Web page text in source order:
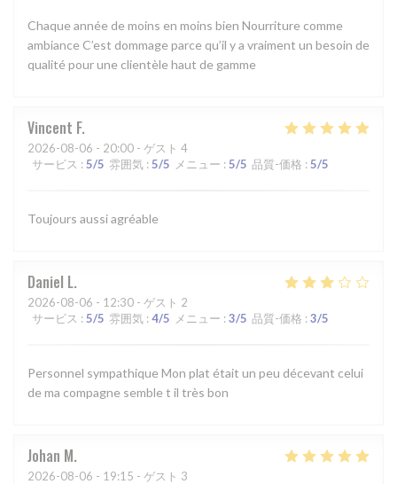
Chaque année de moins en moins bien Nourriture comme
ambiance C’est dommage parce qu’il y a vraiment un besoin de
qualité pour une clientèle haut de gamme
Vincent F
2026-08-06 - 20:00 - ゲスト 4
サービス : 5/5 雰囲気 : 5/5 メニュー : 5/5 品質-価格 : 5/5
Toujours aussi agréable
Daniel L
2026-08-06 - 12:30 - ゲスト 2
サービス : 5/5 雰囲気 : 4/5 メニュー : 3/5 品質-価格 : 3/5
Personnel sympathique Mon plat était un peu décevant celui
de ma compagne semble t il très bon
Johan M
2026-08-06 - 19:15 - ゲスト 3